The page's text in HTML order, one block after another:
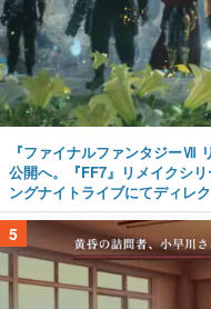
『ファイナルファンタジーⅦ
公開へ。『FF7』リメイクシ
ングナイトライブにてディレ
5